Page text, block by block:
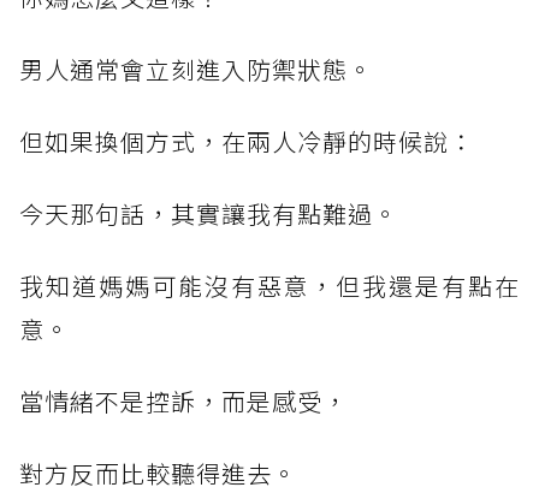
男人通常會立刻進入防禦狀態。
但如果換個方式，在兩人冷靜的時候說：
今天那句話，其實讓我有點難過。
我知道媽媽可能沒有惡意，但我還是有點在
意。
當情緒不是控訴，而是感受，
對方反而比較聽得進去。